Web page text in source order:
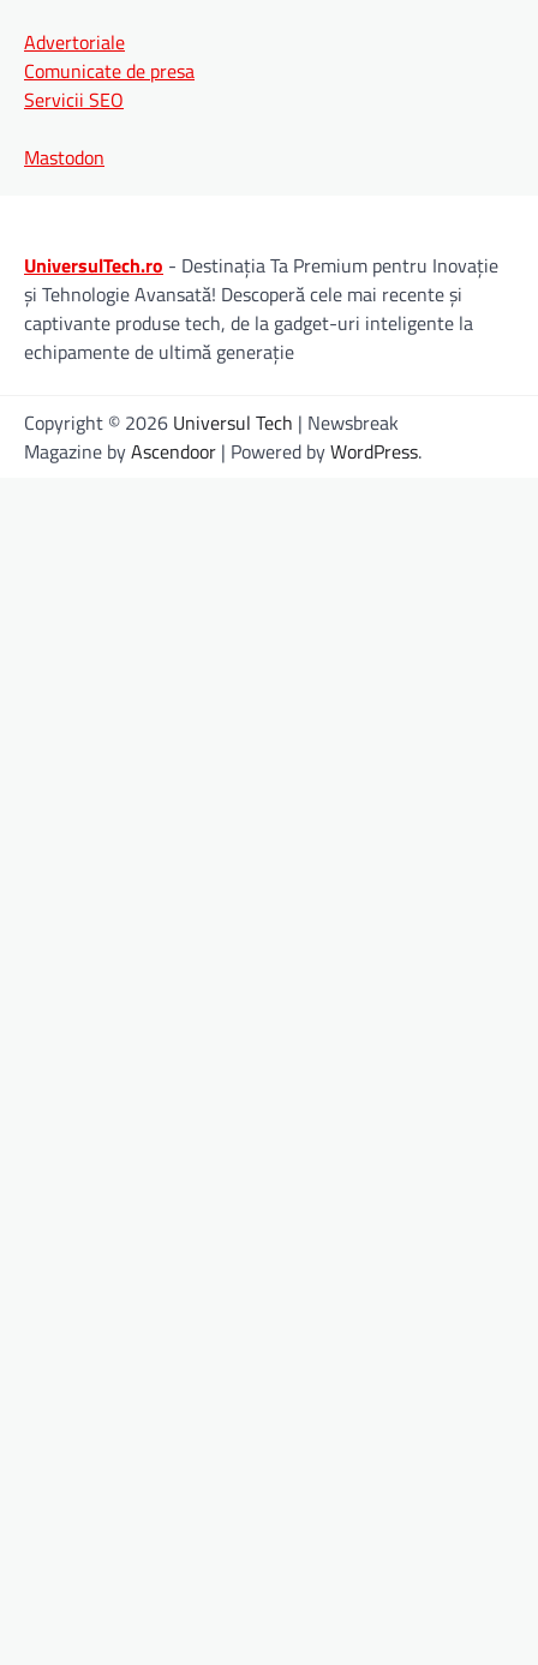
Advertoriale
Comunicate de presa
Servicii SEO
Mastodon
UniversulTech.ro - Destinația Ta Premium pentru Inovație
și Tehnologie Avansată! Descoperă cele mai recente și
captivante produse tech, de la gadget-uri inteligente la
echipamente de ultimă generație
Copyright © 2026 Universul Tech | Newsbreak
Magazine byAscendoor | Powered byWordPress.